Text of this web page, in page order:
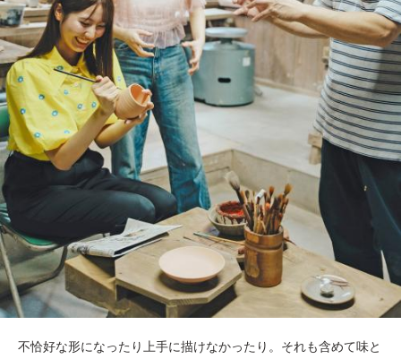
不恰好な形になったり上手に描けなかったり。それも含めて味と